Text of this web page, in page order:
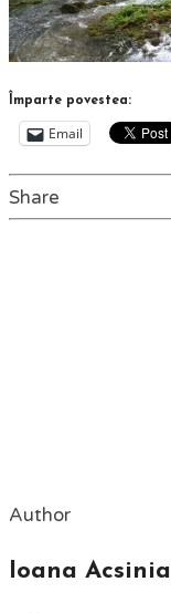
Împarte povestea:
Email
Share
Author
Ioana Acsinia